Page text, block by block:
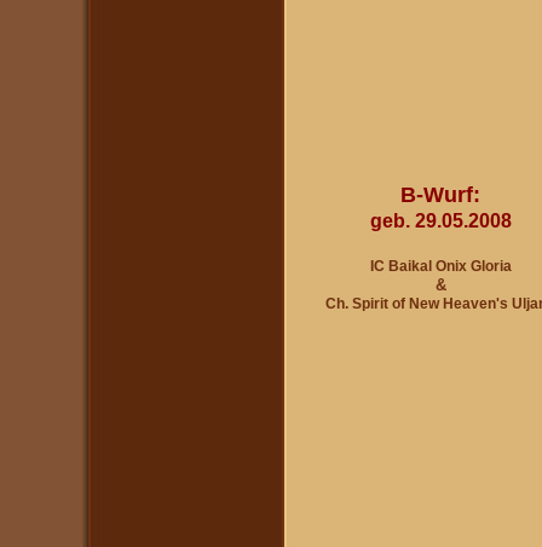
B-Wurf:
geb. 29.05.2008
IC Baikal Onix Gloria
&
Ch. Spirit of New Heaven's Ulja